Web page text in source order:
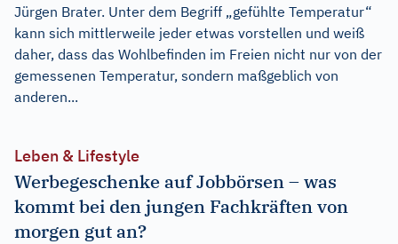
Jürgen Brater. Unter dem Begriff „gefühlte Temperatur“
kann sich mittlerweile jeder etwas vorstellen und weiß
daher, dass das Wohlbefinden im Freien nicht nur von der
gemessenen Temperatur, sondern maßgeblich von
anderen...
Leben & Lifestyle
Werbegeschenke auf Jobbörsen – was
kommt bei den jungen Fachkräften von
morgen gut an?